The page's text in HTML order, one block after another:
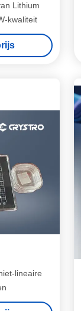
Lithium
kwaliteit
lineaire